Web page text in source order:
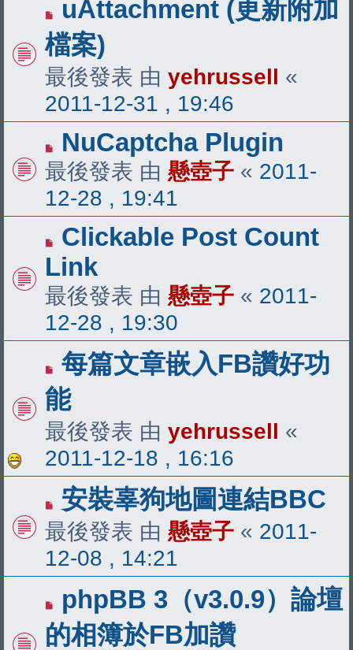
uAttachment (更新附加
檔案)
最後發表 由 yehrussell «
2011-12-31 , 19:46
NuCaptcha Plugin
最後發表 由 懸壺子 « 2011-
12-28 , 19:41
Clickable Post Count
Link
最後發表 由 懸壺子 « 2011-
12-28 , 19:30
每篇文章嵌入FB讚好功
能
最後發表 由 yehrussell «
2011-12-18 , 16:16
安裝辜狗地圖連結BBC
最後發表 由 懸壺子 « 2011-
12-08 , 14:21
phpBB 3（v3.0.9）論壇
的相簿於FB加讚